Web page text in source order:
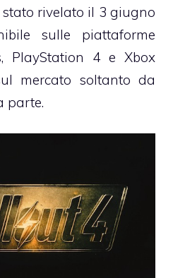
rivelato il 3 giugno
sulle piattaforme
PlayStation 4 e Xbox
mercato soltanto da
parte.